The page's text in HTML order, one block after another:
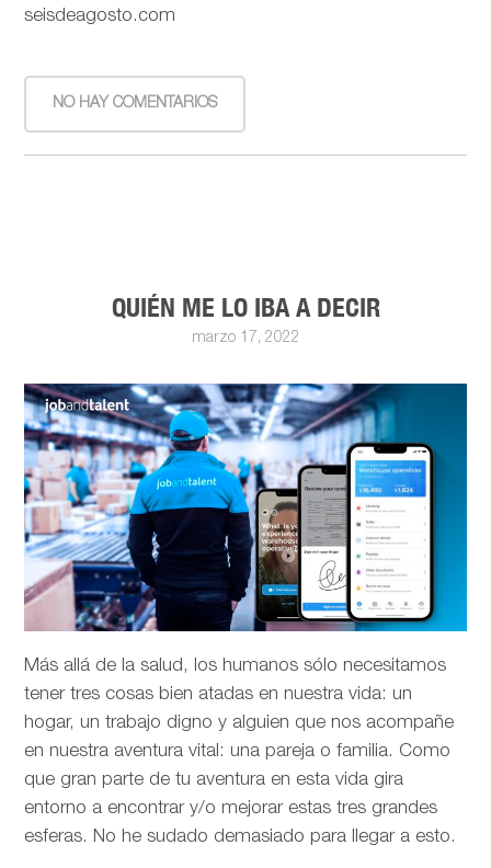
seisdeagosto.com
NO HAY COMENTARIOS
QUIÉN ME LO IBA A DECIR
marzo 17, 2022
Más allá de la salud, los humanos sólo necesitamos
tener tres cosas bien atadas en nuestra vida: un
hogar, un trabajo digno y alguien que nos acompañe
en nuestra aventura vital: una pareja o familia. Como
que gran parte de tu aventura en esta vida gira
entorno a encontrar y/o mejorar estas tres grandes
esferas. No he sudado demasiado para llegar a esto.